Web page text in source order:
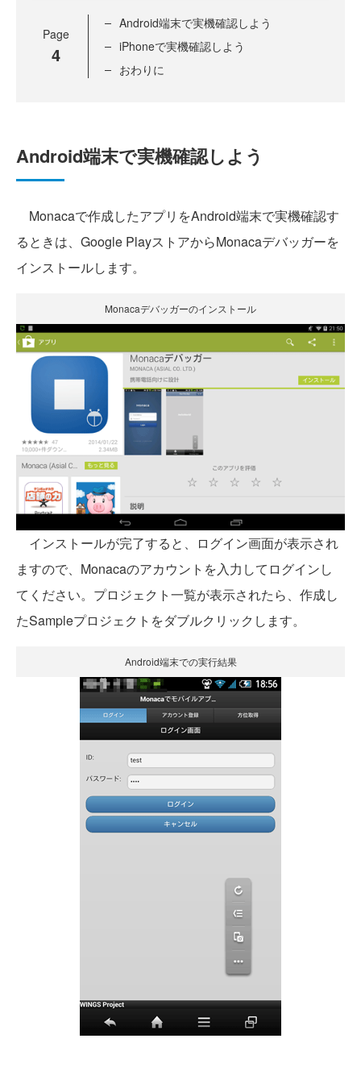
Page
4
Android端末で実機確認しよう
iPhoneで実機確認しよう
おわりに
Android端末で実機確認しよう
Monacaで作成したアプリをAndroid端末で実機確認す
るときは、Google PlayストアからMonacaデバッガーを
インストールします。
Monacaデバッガーのインストール
インストールが完了すると、ログイン画面が表示され
ますので、Monacaのアカウントを入力してログインし
てください。プロジェクト一覧が表示されたら、作成し
たSampleプロジェクトをダブルクリックします。
Android端末での実行結果